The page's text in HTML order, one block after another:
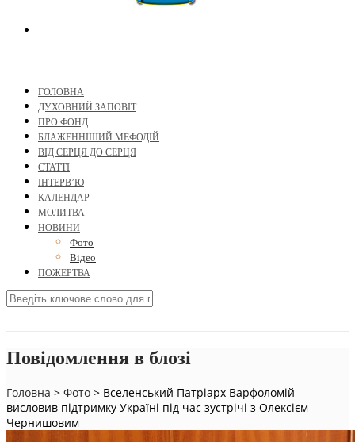
ГОЛОВНА
ДУХОВНИЙ ЗАПОВІТ
ПРО ФОНД
БЛАЖЕННІШИЙ МЕФОДІЙ
ВІД СЕРЦЯ ДО СЕРЦЯ
СТАТТІ
ІНТЕРВ’Ю
КАЛЕНДАР
МОЛИТВА
НОВИНИ
Фото
Відео
ПОЖЕРТВА
Повідомлення в блозі
Головна > Фото > Вселенський Патріарх Варфоломій
висловив підтримку Україні під час зустрічі з Олексієм
Чернишовим